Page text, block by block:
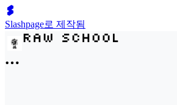
Slashpage로 제작됨